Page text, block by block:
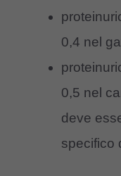
0,4 nel
0,5 nel
deve
specifico